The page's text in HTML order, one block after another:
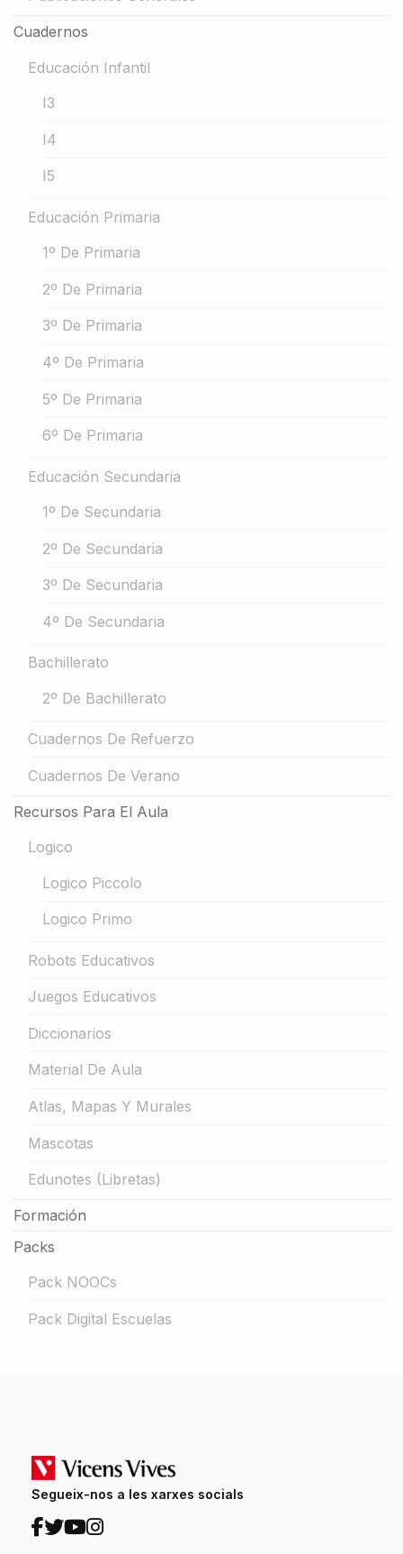
Cuadernos
Educación Infantil
I3
I4
I5
Educación Primaria
1º De Primaria
2º De Primaria
3º De Primaria
4º De Primaria
5º De Primaria
6º De Primaria
Educación Secundaria
1º De Secundaria
2º De Secundaria
3º De Secundaria
4º De Secundaria
Bachillerato
2º De Bachillerato
Cuadernos De Refuerzo
Cuadernos De Verano
Recursos Para El Aula
Logico
Logico Piccolo
Logico Primo
Robots Educativos
Juegos Educativos
Diccionarios
Material De Aula
Atlas, Mapas Y Murales
Mascotas
Edunotes (libretas)
Formación
Packs
Pack NOOCs
Pack Digital Escuelas
Segueix-nos a les xarxes socials